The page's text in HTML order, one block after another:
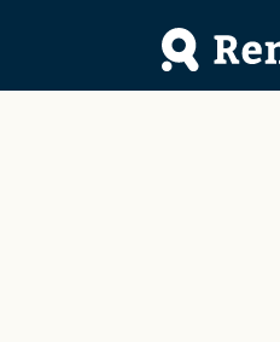
Remoguフリーランス×リ